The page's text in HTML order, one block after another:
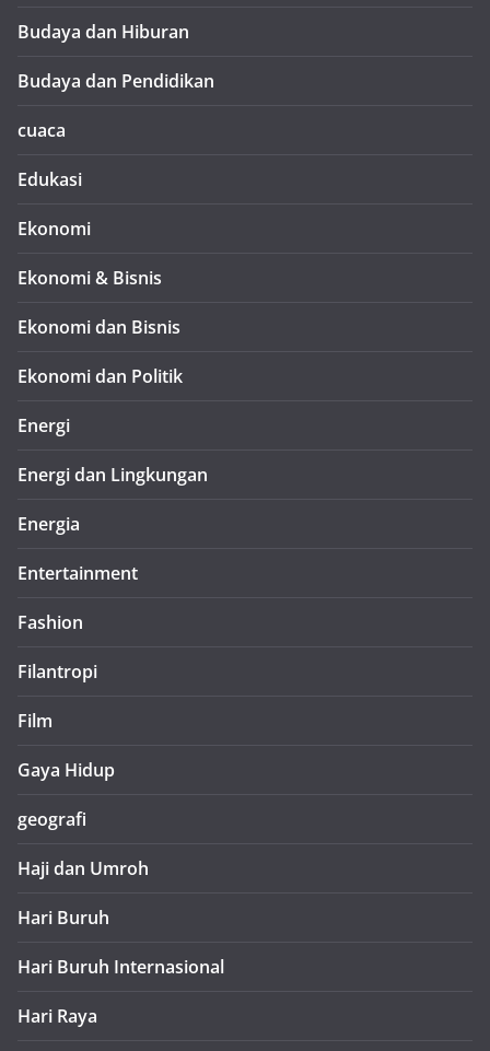
Budaya dan Hiburan
Budaya dan Pendidikan
cuaca
Edukasi
Ekonomi
Ekonomi & Bisnis
Ekonomi dan Bisnis
Ekonomi dan Politik
Energi
Energi dan Lingkungan
Energia
Entertainment
Fashion
Filantropi
Film
Gaya Hidup
geografi
Haji dan Umroh
Hari Buruh
Hari Buruh Internasional
Hari Raya